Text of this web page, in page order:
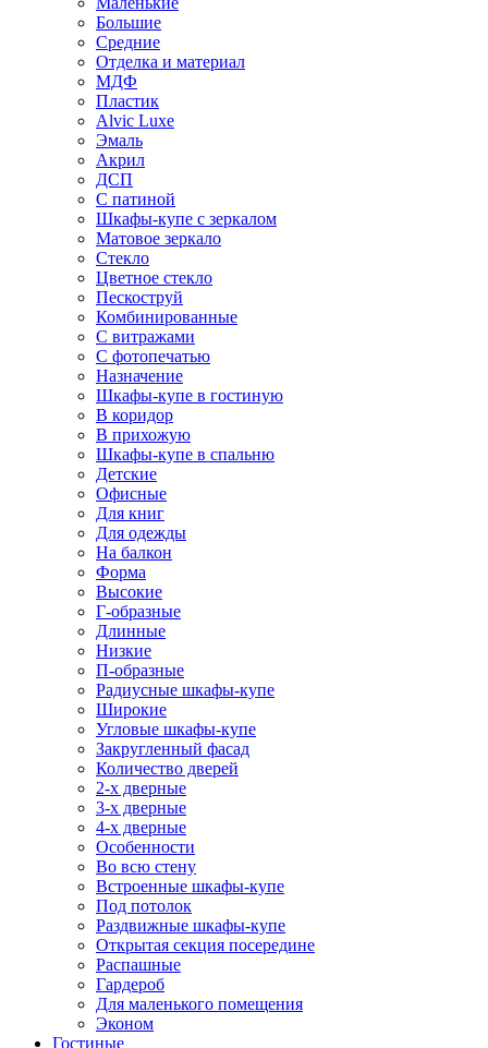
Большие
Средние
Отделка и материал
МДФ
Пластик
Alvic Luxe
Эмаль
Акрил
ДСП
С патиной
Шкафы-купе с зеркалом
Матовое зеркало
Стекло
Цветное стекло
Пескоструй
Комбинированные
С витражами
С фотопечатью
Назначение
Шкафы-купе в гостиную
В коридор
В прихожую
Шкафы-купе в спальню
Детские
Офисные
Для книг
Для одежды
На балкон
Форма
Высокие
Г-образные
Длинные
Низкие
П-образные
Радиусные шкафы-купе
Широкие
Угловые шкафы-купе
Закругленный фасад
Количество дверей
2-х дверные
3-х дверные
4-х дверные
Особенности
Во всю стену
Встроенные шкафы-купе
Под потолок
Раздвижные шкафы-купе
Открытая секция посередине
Распашные
Гардероб
Для маленького помещения
Эконом
Гостиные